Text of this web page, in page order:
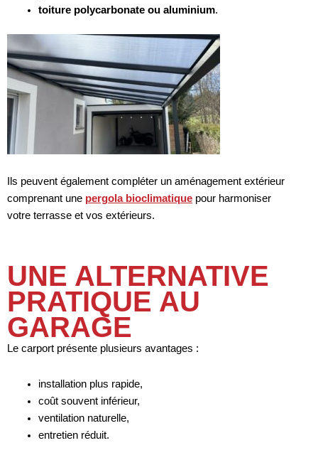
toiture polycarbonate ou aluminium.
Ils peuvent également compléter un aménagement extérieur
comprenant une pergola bioclimatique pour harmoniser
votre terrasse et vos extérieurs.
UNE ALTERNATIVE
PRATIQUE AU
GARAGE
Le carport présente plusieurs avantages :
installation plus rapide,
coût souvent inférieur,
ventilation naturelle,
entretien réduit.